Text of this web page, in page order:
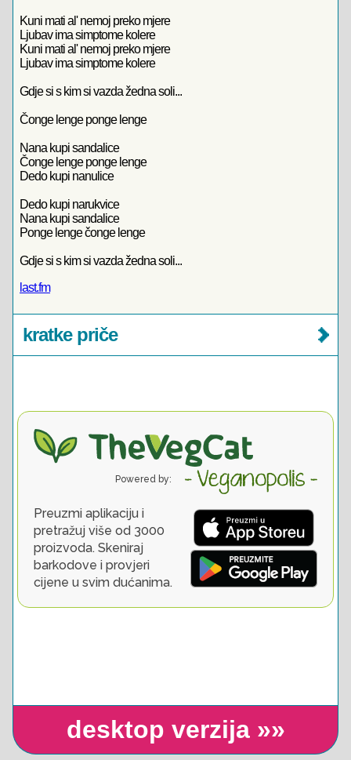
Kuni mati al' nemoj preko mjere
Ljubav ima simptome kolere
Kuni mati al' nemoj preko mjere
Ljubav ima simptome kolere
Gdje si s kim si vazda žedna soli...
Čonge lenge ponge lenge
Nana kupi sandalice
Čonge lenge ponge lenge
Dedo kupi nanulice
Dedo kupi narukvice
Nana kupi sandalice
Ponge lenge čonge lenge
Gdje si s kim si vazda žedna soli...
last.fm
kratke priče
desktop verzija »»